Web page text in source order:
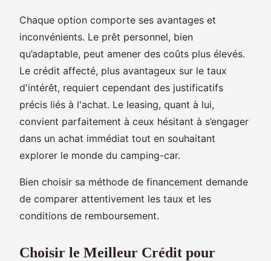
Chaque option comporte ses avantages et
inconvénients. Le prêt personnel, bien
qu’adaptable, peut amener des coûts plus élevés.
Le crédit affecté, plus avantageux sur le taux
d'intérêt, requiert cependant des justificatifs
précis liés à l'achat. Le leasing, quant à lui,
convient parfaitement à ceux hésitant à s’engager
dans un achat immédiat tout en souhaitant
explorer le monde du camping-car.
Bien choisir sa méthode de financement demande
de comparer attentivement les taux et les
conditions de remboursement.
Choisir le Meilleur Crédit pour